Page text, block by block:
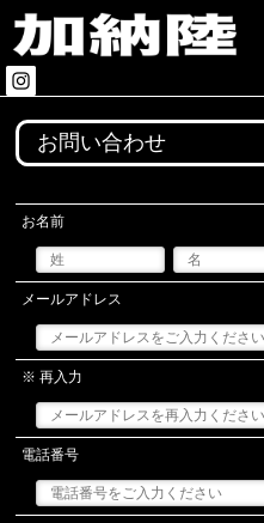
お問い合わせ
お名前
メールアドレス
※ 再入力
電話番号